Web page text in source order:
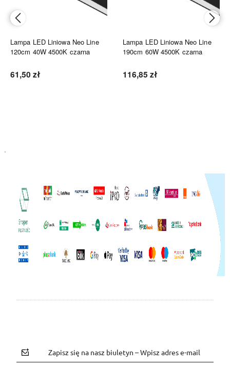
Lampa LED Liniowa Neo Line
120cm 40W 4500K czarna
61,50 zł
Lampa LED Liniowa Neo Line
190cm 60W 4500K czarna
116,85 zł
Zapisz się na nasz biuletyn – Wpisz adres e-mail